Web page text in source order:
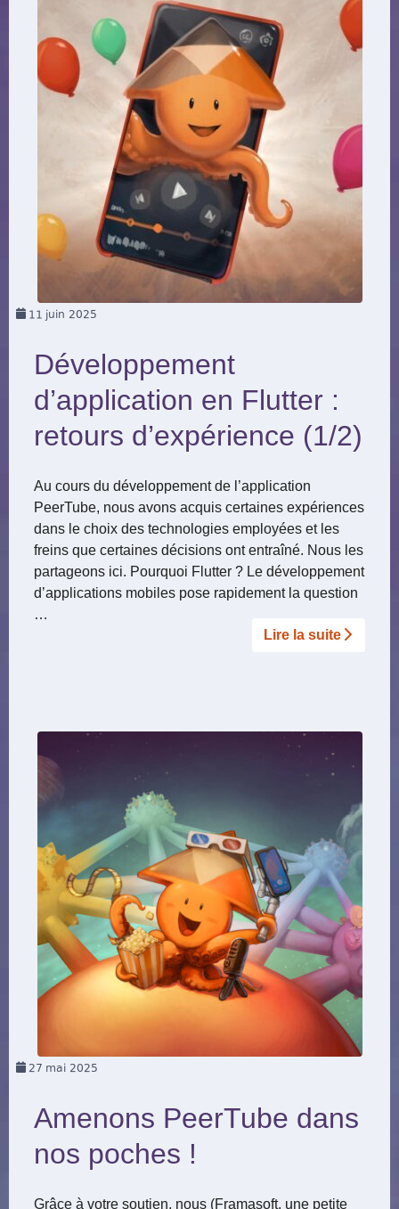
11 juin 2025
Développement
d’application en Flutter :
retours d’expérience (1/2)
Au cours du développement de l’application
PeerTube, nous avons acquis certaines expériences
dans le choix des technologies employées et les
freins que certaines décisions ont entraîné. Nous les
partageons ici. Pourquoi Flutter ? Le développement
d’applications mobiles pose rapidement la question
…
Lire la suite­­
27 mai 2025
Amenons PeerTube dans
nos poches !
Grâce à votre soutien, nous (Framasoft, une petite